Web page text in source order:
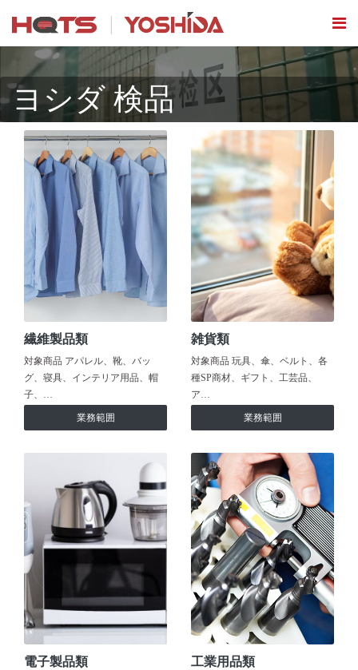
ヨシダ 検品
繊維製品類
対象商品 アパレル、靴、バッ
グ、寝具、インテリア用品、帽
子、…
業務範囲
雑貨類
対象商品 玩具、傘、ベルト、各
種SP商材、ギフト、工芸品、
ア…
業務範囲
電子製品類 工業用品類